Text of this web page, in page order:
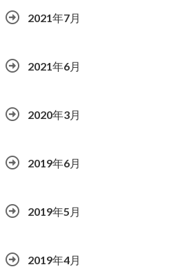
2021年7月
2021年6月
2020年3月
2019年6月
2019年5月
2019年4月